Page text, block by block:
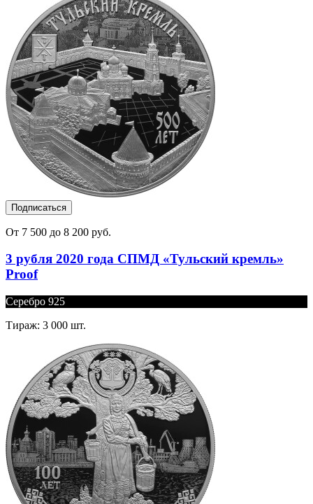
Подписаться
От 7 500 до 8 200 руб.
3 рубля 2020 года СПМД «Тульский кремль»
Proof
Серебро 925
Тираж: 3 000 шт.